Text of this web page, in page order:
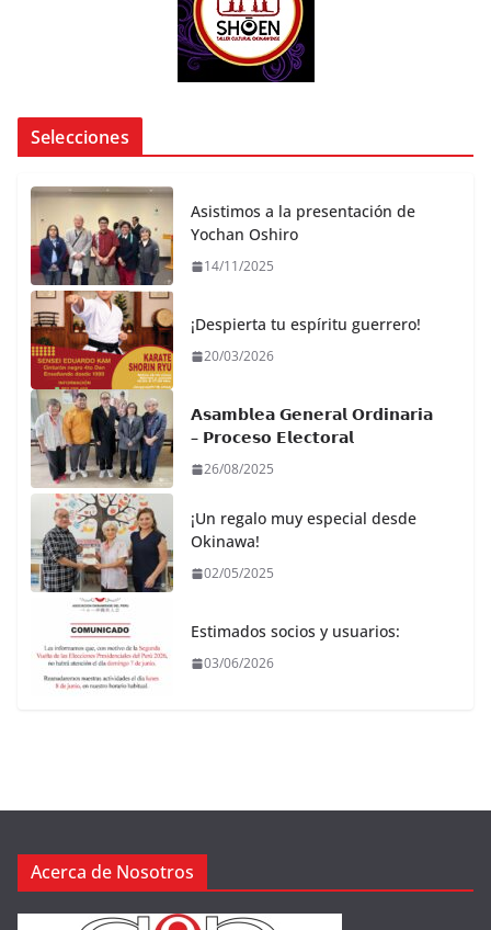
Selecciones
Asistimos a la presentación de
Yochan Oshiro
14/11/2025
¡Despierta tu espíritu guerrero!
20/03/2026
𝗔𝘀𝗮𝗺𝗯𝗹𝗲𝗮 𝗚𝗲𝗻𝗲𝗿𝗮𝗹 𝗢𝗿𝗱𝗶𝗻𝗮𝗿𝗶𝗮
– 𝗣𝗿𝗼𝗰𝗲𝘀𝗼 𝗘𝗹𝗲𝗰𝘁𝗼𝗿𝗮𝗹
26/08/2025
¡Un regalo muy especial desde
Okinawa!
02/05/2025
Estimados socios y usuarios:
03/06/2026
Acerca de Nosotros